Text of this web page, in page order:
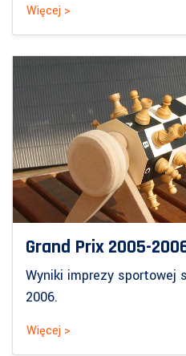
Więcej >
Grand Prix 2005-
Wyniki imprezy sportowej
2006.
Więcej >